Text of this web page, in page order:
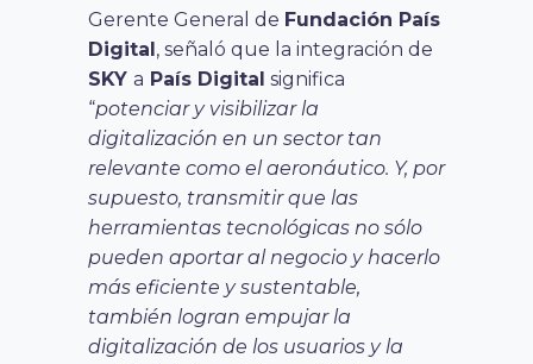
Gerente General de Fundación País
Digital, señaló que la integración de
SKY a País Digital significa
“potenciar y visibilizar la
digitalización en un sector tan
relevante como el aeronáutico. Y, por
supuesto, transmitir que las
herramientas tecnológicas no sólo
pueden aportar al negocio y hacerlo
más eficiente y sustentable,
también logran empujar la
digitalización de los usuarios y la